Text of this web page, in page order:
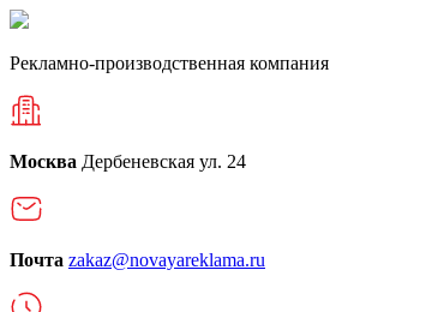
Рекламно-производственная компания
Москва Дербеневская ул. 24
Почта zakaz@novayareklama.ru